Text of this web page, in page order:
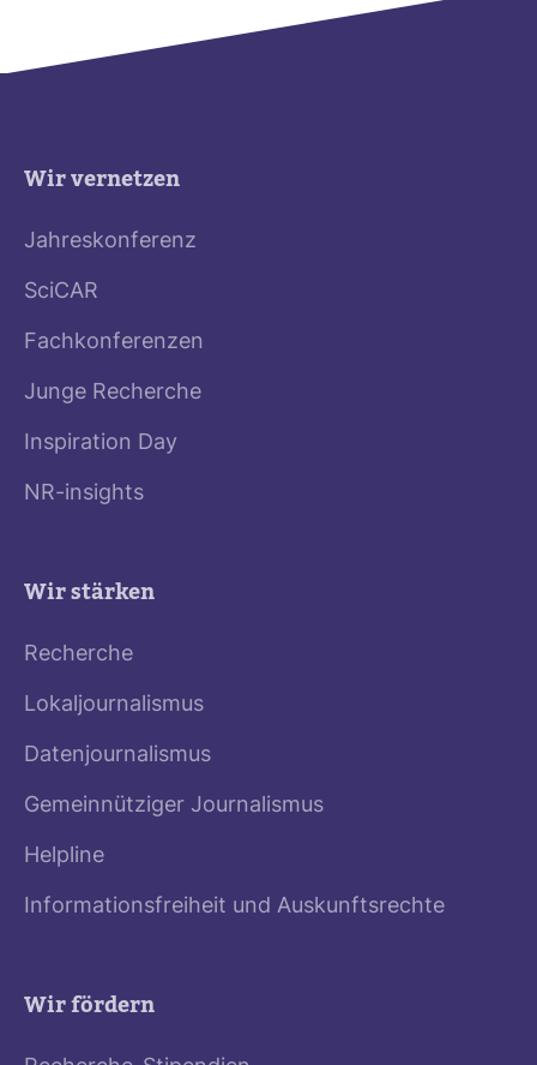
Wir vernetzen
Jahreskonferenz
SciCAR
Fachkonferenzen
Junge Recherche
Inspiration Day
NR-insights
Wir stärken
Recherche
Lokaljournalismus
Datenjournalismus
Gemeinnütziger Journalismus
Helpline
Informationsfreiheit und Auskunftsrechte
Wir fördern